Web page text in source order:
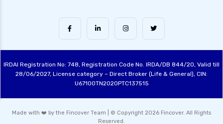
IRDAI Registration No: 748, Registration Code No. IRDA/DB 844/20, Valid till
28/06/2027, License category – Direct Broker (Life & General), CIN:
U67100TN2020PTC137515
Made with ❤️ by the Fincover Team | © Copyright 2026 Fincover. All Rights
Reserved.